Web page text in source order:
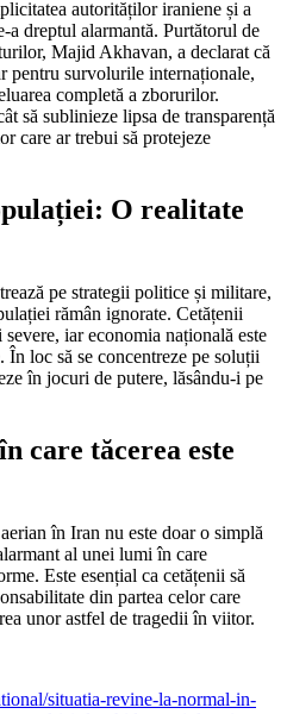
autorităților iraniene și a
dreptul alarmantă. Purtătorul de
Majid Akhavan, a declarat că
pentru survolurile internaționale,
completă a zborurilor.
să sublinieze lipsa de transparență
care ar trebui să protejeze
O realitate
pe strategii politice și militare,
rămân ignorate. Cetățenii
iar economia națională este
În loc să se concentreze pe soluții
în jocuri de putere, lăsându-i pe
care tăcerea este
în Iran nu este doar o simplă
al unei lumi în care
Este esențial ca cetățenii să
din partea celor care
unor astfel de tragedii în viitor.
situatia-revine-la-normal-in-